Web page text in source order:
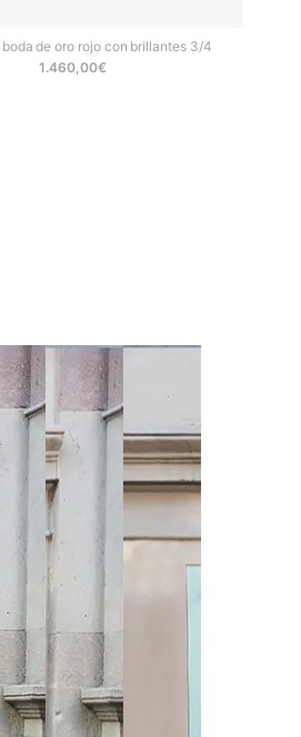
de oro rojo con brillantes 3/4
1.460,00€